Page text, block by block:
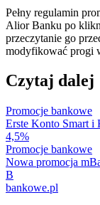
Pełny regulamin
Alior Banku po
przeczytanie go
modyfikować progi
Czytaj dalej
Promocje bankowe
Erste Konto Smart i
4,5%
Promocje bankowe
Nowa promocja
B
bankowe.pl